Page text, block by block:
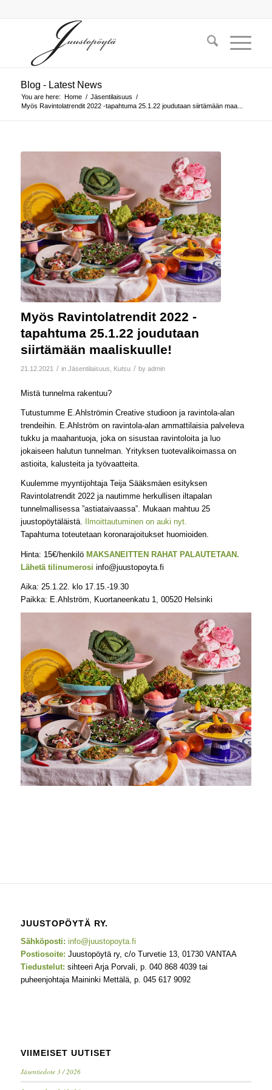
Blog - Latest News
You are here: Home / Jäsentilaisuus /
Myös Ravintolatrendit 2022 -tapahtuma 25.1.22 joudutaan siirtämään maa...
Myös Ravintolatrendit 2022 -
tapahtuma 25.1.22 joudutaan
siirtämään maaliskuulle!
21.12.2021 / in Jäsentilaisuus Kutsu / by admin
Mistä tunnelma rakentuu?
Tutustumme E.Ahlströmin Creative studioon ja ravintola-alan
trendeihin. E.Ahlström on ravintola-alan ammattilaisia palveleva
tukku ja maahantuoja, joka on sisustaa ravintoloita ja luo
jokaiseen halutun tunnelman. Yrityksen tuotevalikoimassa on
astioita, kalusteita ja työvaatteita.
Kuulemme myyntijohtaja Teija Sääksmäen esityksen
Ravintolatrendit 2022 ja nautimme herkullisen iltapalan
tunnelmallisessa ”astiataivaassa”. Mukaan mahtuu 25
juustopöytäläistä.
Ilmoittautuminen on auki nyt.
Tapahtuma toteutetaan koronarajoitukset huomioiden.
Hinta: 15€/henkilö MAKSANEITTEN RAHAT PALAUTETAAN.
Lähetä tilinumerosi info@juustopoyta.fi
Aika: 25.1.22. klo 17.15.-19.30
Paikka: E.Ahlström, Kuortaneenkatu 1, 00520 Helsinki
JUUSTOPÖYTÄ RY.
Sähköposti: info@juustopoyta.fi
Postiosoite: Juustopöytä ry, c/o Turvetie 13, 01730 VANTAA
Tiedustelut: sihteeri Arja Porvali, p. 040 868 4039 tai
puheenjohtaja Maininki Mettälä, p. 045 617 9092
VIIMEISET UUTISET
Jäsentiedote 3 / 2026